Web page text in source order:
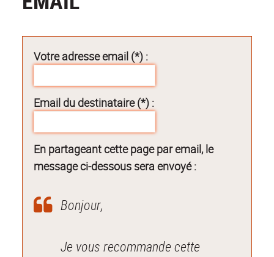
Votre adresse email (*) :
Email du destinataire (*) :
En partageant cette page par email, le
message ci-dessous sera envoyé :
Bonjour,
Je vous recommande cette